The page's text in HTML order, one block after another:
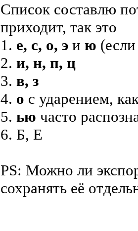
Список составлю
приходит, так это
1. е, с, о, э и ю
2. и, н, п, ц
3. в, з
4. о с ударением,
5. ью часто
6. Б, Е
PS: Можно ли
сохранять её